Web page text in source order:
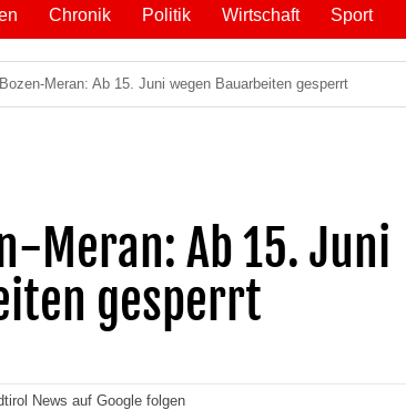
Chronik Politik Wirtschaft Sport
Meran: Ab 15. Juni wegen Bauarbeiten gesperrt
Meran: Ab 15. Juni
gesperrt
News auf Google folgen